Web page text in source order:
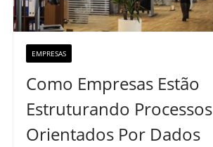
EMPRESAS
Como Empresas Estão
Estruturando Processos
Orientados Por Dados